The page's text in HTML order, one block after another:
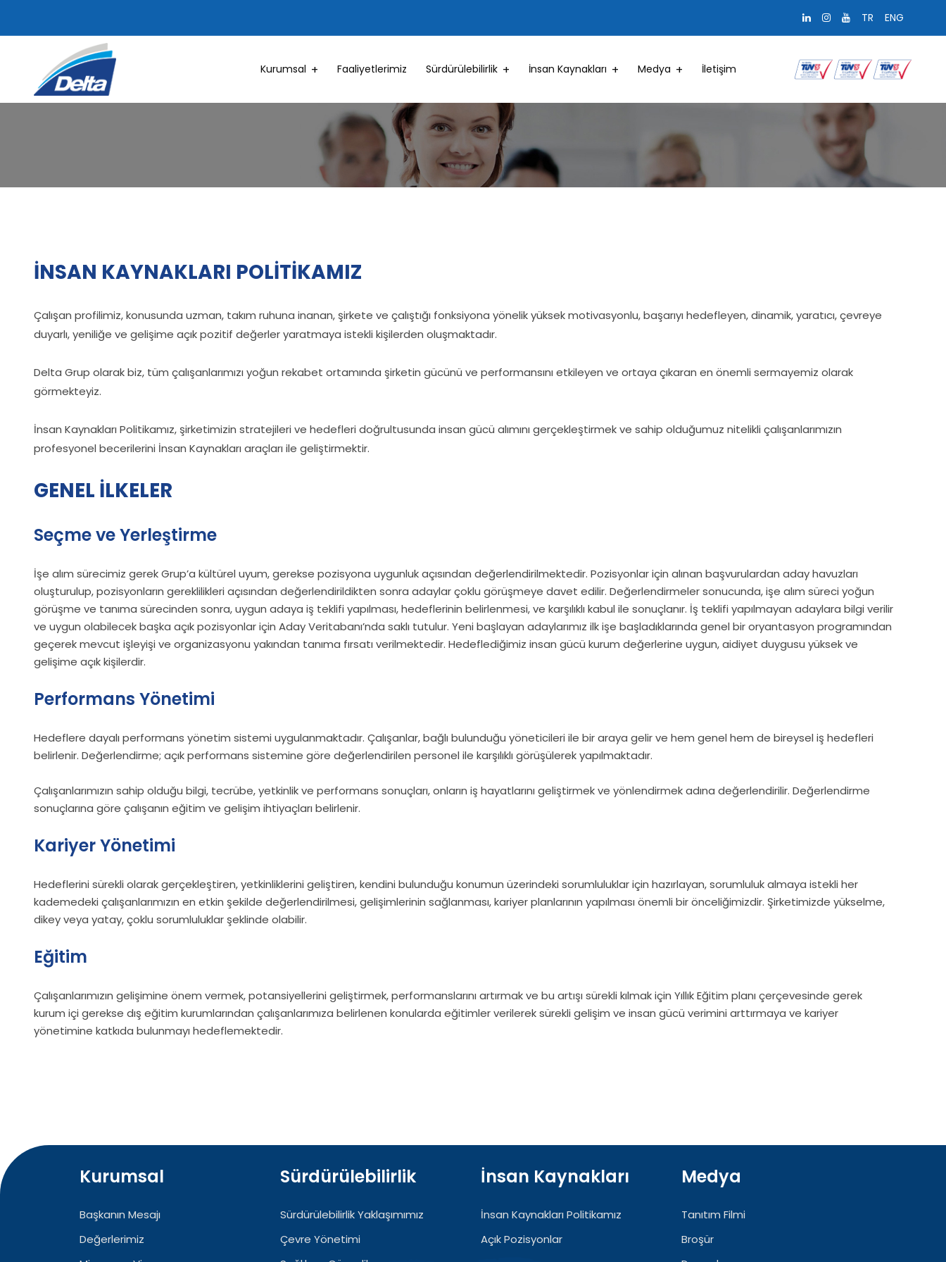
TR ENG
Kurumsal Faaliyetlerimiz Sürdürülebilirlik İnsan Kaynakları Medya İletişim
İNSAN KAYNAKLARI POLİTİKAMIZ
Çalışan profilimiz, konusunda uzman, takım ruhuna inanan, şirkete ve çalıştığı fonksiyona yönelik yüksek motivasyonlu, başarıyı hedefleyen, dinamik, yaratıcı, çevreye
duyarlı, yeniliğe ve gelişime açık pozitif değerler yaratmaya istekli kişilerden oluşmaktadır.
Delta Grup olarak biz, tüm çalışanlarımızı yoğun rekabet ortamında şirketin gücünü ve performansını etkileyen ve ortaya çıkaran en önemli sermayemiz olarak
görmekteyiz.
İnsan Kaynakları Politikamız, şirketimizin stratejileri ve hedefleri doğrultusunda insan gücü alımını gerçekleştirmek ve sahip olduğumuz nitelikli çalışanlarımızın
profesyonel becerilerini İnsan Kaynakları araçları ile geliştirmektir.
GENEL İLKELER
Seçme ve Yerleştirme
İşe alım sürecimiz gerek Grup’a kültürel uyum, gerekse pozisyona uygunluk açısından değerlendirilmektedir. Pozisyonlar için alınan başvurulardan aday havuzları
oluşturulup, pozisyonların gereklilikleri açısından değerlendirildikten sonra adaylar çoklu görüşmeye davet edilir. Değerlendirmeler sonucunda, işe alım süreci yoğun
görüşme ve tanıma sürecinden sonra, uygun adaya iş teklifi yapılması, hedeflerinin belirlenmesi, ve karşılıklı kabul ile sonuçlanır. İş teklifi yapılmayan adaylara bilgi verilir
ve uygun olabilecek başka açık pozisyonlar için Aday Veritabanı’nda saklı tutulur. Yeni başlayan adaylarımız ilk işe başladıklarında genel bir oryantasyon programından
geçerek mevcut işleyişi ve organizasyonu yakından tanıma fırsatı verilmektedir. Hedeflediğimiz insan gücü kurum değerlerine uygun, aidiyet duygusu yüksek ve
gelişime açık kişilerdir.
Performans Yönetimi
Hedeflere dayalı performans yönetim sistemi uygulanmaktadır. Çalışanlar, bağlı bulunduğu yöneticileri ile bir araya gelir ve hem genel hem de bireysel iş hedefleri
belirlenir. Değerlendirme; açık performans sistemine göre değerlendirilen personel ile karşılıklı görüşülerek yapılmaktadır.
Çalışanlarımızın sahip olduğu bilgi, tecrübe, yetkinlik ve performans sonuçları, onların iş hayatlarını geliştirmek ve yönlendirmek adına değerlendirilir. Değerlendirme
sonuçlarına göre çalışanın eğitim ve gelişim ihtiyaçları belirlenir.
Kariyer Yönetimi
Hedeflerini sürekli olarak gerçekleştiren, yetkinliklerini geliştiren, kendini bulunduğu konumun üzerindeki sorumluluklar için hazırlayan, sorumluluk almaya istekli her
kademedeki çalışanlarımızın en etkin şekilde değerlendirilmesi, gelişimlerinin sağlanması, kariyer planlarının yapılması önemli bir önceliğimizdir. Şirketimizde yükselme,
dikey veya yatay, çoklu sorumluluklar şeklinde olabilir.
Eğitim
Çalışanlarımızın gelişimine önem vermek, potansiyellerini geliştirmek, performanslarını artırmak ve bu artışı sürekli kılmak için Yıllık Eğitim planı çerçevesinde gerek
kurum içi gerekse dış eğitim kurumlarından çalışanlarımıza belirlenen konularda eğitimler verilerek sürekli gelişim ve insan gücü verimini arttırmaya ve kariyer
yönetimine katkıda bulunmayı hedeflemektedir.
Kurumsal
Başkanın Mesajı
Değerlerimiz
Sürdürülebilirlik
Sürdürülebilirlik Yaklaşımımız
Çevre Yönetimi
İnsan Kaynakları
İnsan Kaynakları Politikamız
Açık Pozisyonlar
Medya
Tanıtım Filmi
Broşür